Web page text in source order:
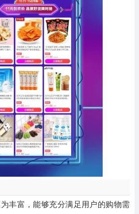
丰富，能够充分满足用户的购物需